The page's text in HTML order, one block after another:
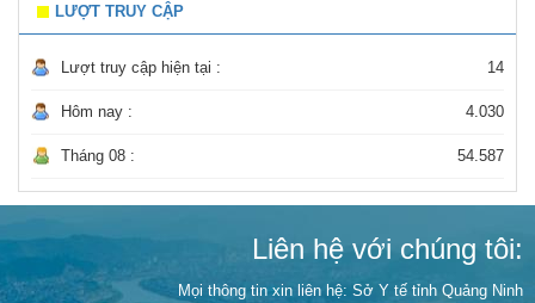
LƯỢT TRUY CẬP
Lượt truy cập hiện tại : 14
Hôm nay : 4.030
Tháng 08 : 54.587
Liên hệ với chúng tôi:
Mọi thông tin xin liên hệ: Sở Y tế tỉnh Quảng Ninh